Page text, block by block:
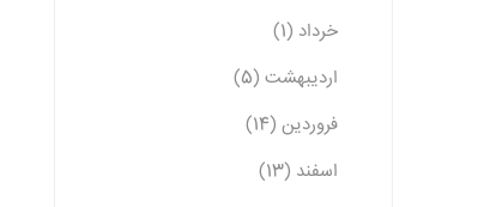
خرداد (1)
اردیبهشت (5)
فروردین (14)
اسفند (13)